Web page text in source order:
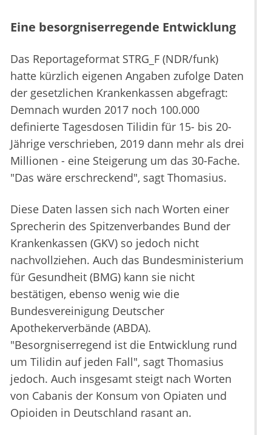
Eine besorgniserregende Entwicklung
Das Reportageformat STRG_F (NDR/funk)
hatte kürzlich eigenen Angaben zufolge Daten
der gesetzlichen Krankenkassen abgefragt:
Demnach wurden 2017 noch 100.000
definierte Tagesdosen Tilidin für 15- bis 20-
Jährige verschrieben, 2019 dann mehr als drei
Millionen - eine Steigerung um das 30-Fache.
"Das wäre erschreckend", sagt Thomasius.
Diese Daten lassen sich nach Worten einer
Sprecherin des Spitzenverbandes Bund der
Krankenkassen (GKV) so jedoch nicht
nachvollziehen. Auch das Bundesministerium
für Gesundheit (BMG) kann sie nicht
bestätigen, ebenso wenig wie die
Bundesvereinigung Deutscher
Apothekerverbände (ABDA).
"Besorgniserregend ist die Entwicklung rund
um Tilidin auf jeden Fall", sagt Thomasius
jedoch. Auch insgesamt steigt nach Worten
von Cabanis der Konsum von Opiaten und
Opioiden in Deutschland rasant an.